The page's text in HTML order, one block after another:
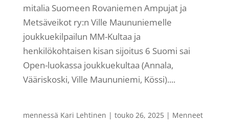
mitalia Suomeen Rovaniemen Ampujat ja
Metsäveikot ry:n Ville Maununiemelle
joukkuekilpailun MM-Kultaa ja
henkilökohtaisen kisan sijoitus 6 Suomi sai
Open-luokassa joukkuekultaa (Annala,
Vääriskoski, Ville Maununiemi, Kössi)....
mennessä Kari Lehtinen | touko 26, 2025| Menneet